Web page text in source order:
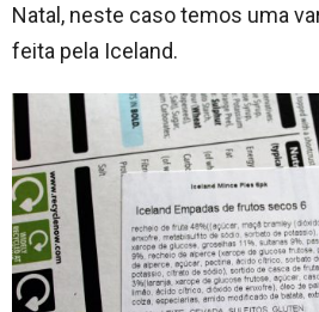
Natal, neste caso temos uma
feita pela Iceland.